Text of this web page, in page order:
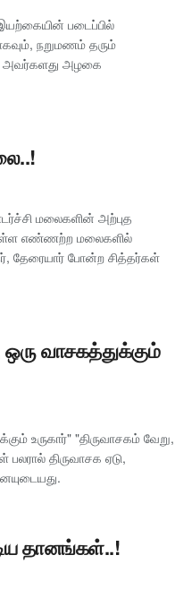
படைப்பில்
நறுமணம் தரும்
அவர்களது அழகை
மலைகளின் அற்புத
உள்ள எண்ணற்ற மலைகளில்
தேரையார் போன்ற சித்தர்கள்
ஒரு வாசகத்துக்கும்
உருகார்" "திருவாசகம் வேறு,
திருவாசக ஏடு,
தானங்கள்..!